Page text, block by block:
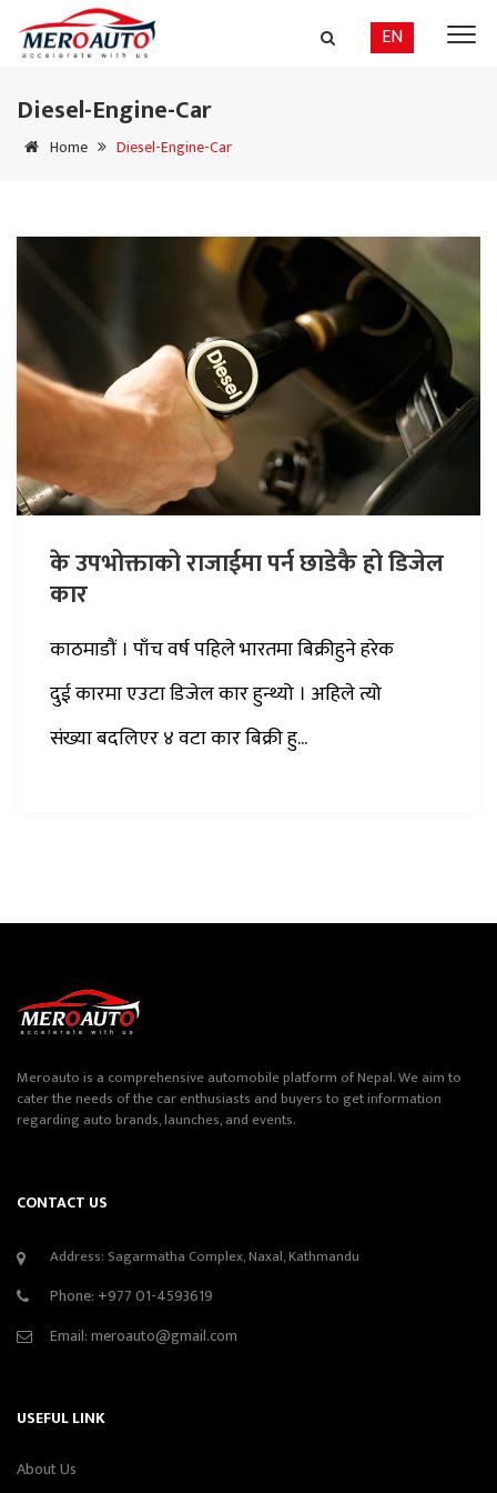
EN
Diesel-Engine-Car
Home Diesel-Engine-Car
के उपभोक्ताको राजाईमा पर्न छाडेकै हो डिजेल
कार
काठमाडौं । पाँच वर्ष पहिले भारतमा बिक्रीहुने हरेक
दुई कारमा एउटा डिजेल कार हुन्थ्यो । अहिले त्यो
संख्या बदलिएर ४ वटा कार बिक्री हु...
Meroauto is a comprehensive automobile platform of Nepal. We aim to
cater the needs of the car enthusiasts and buyers to get information
regarding auto brands, launches, and events.
CONTACT US
Address: Sagarmatha Complex, Naxal, Kathmandu
Phone: +977 01-4593619
Email:meroauto@gmail.com
USEFUL LINK
About Us